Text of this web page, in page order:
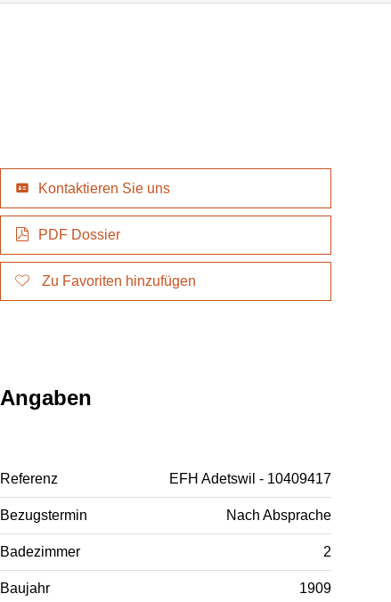
Kontaktieren Sie uns
PDF Dossier
Zu Favoriten hinzufügen
Angaben
Referenz EFH Adetswil - 10409417
Bezugstermin Nach Absprache
Badezimmer 2
Baujahr 1909